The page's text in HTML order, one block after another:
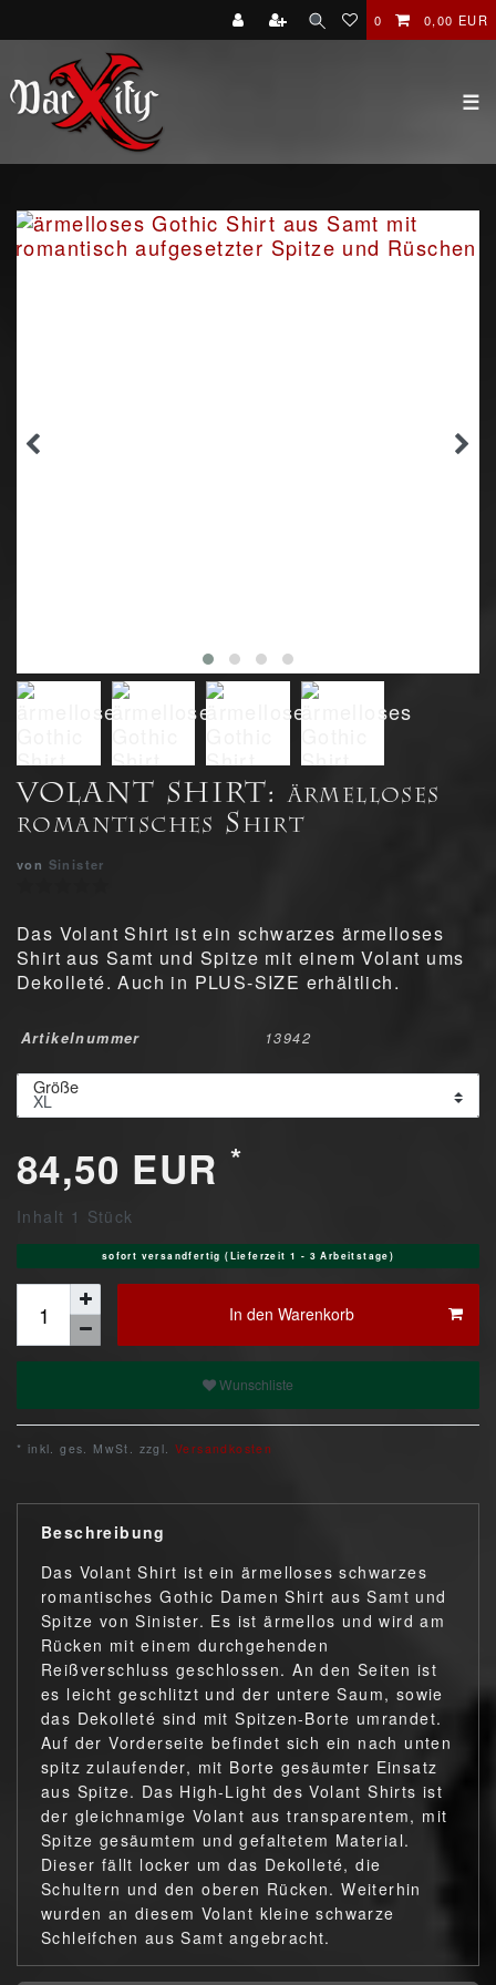
0 0,00 EUR
☰
VOLANT SHIRT: ärmelloses
romantisches Shirt
von Sinister
Das Volant Shirt ist ein schwarzes ärmelloses
Shirt aus Samt und Spitze mit einem Volant ums
Dekolleté. Auch in PLUS-SIZE erhältlich.
Artikelnummer 13942
Größe
84,50 EUR *
Inhalt 1 Stück
sofort versandfertig (Lieferzeit 1 - 3 Arbeitstage)
In den Warenkorb
Wunschliste
* inkl. ges. MwSt. zzgl. Versandkosten
Beschreibung
Das Volant Shirt ist ein ärmelloses schwarzes
romantisches Gothic Damen Shirt aus Samt und
Spitze von Sinister. Es ist ärmellos und wird am
Rücken mit einem durchgehenden
Reißverschluss geschlossen. An den Seiten ist
es leicht geschlitzt und der untere Saum, sowie
das Dekolleté sind mit Spitzen-Borte umrandet.
Auf der Vorderseite befindet sich ein nach unten
spitz zulaufender, mit Borte gesäumter Einsatz
aus Spitze. Das High-Light des Volant Shirts ist
der gleichnamige Volant aus transparentem, mit
Spitze gesäumtem und gefaltetem Material.
Dieser fällt locker um das Dekolleté, die
Schultern und den oberen Rücken. Weiterhin
wurden an diesem Volant kleine schwarze
Schleifchen aus Samt angebracht.